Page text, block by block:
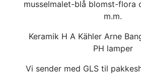
musselmalet-blå blomst-flora
m.m.
Keramik H A Kähler Arne
PH lamper
Vi sender med GLS til